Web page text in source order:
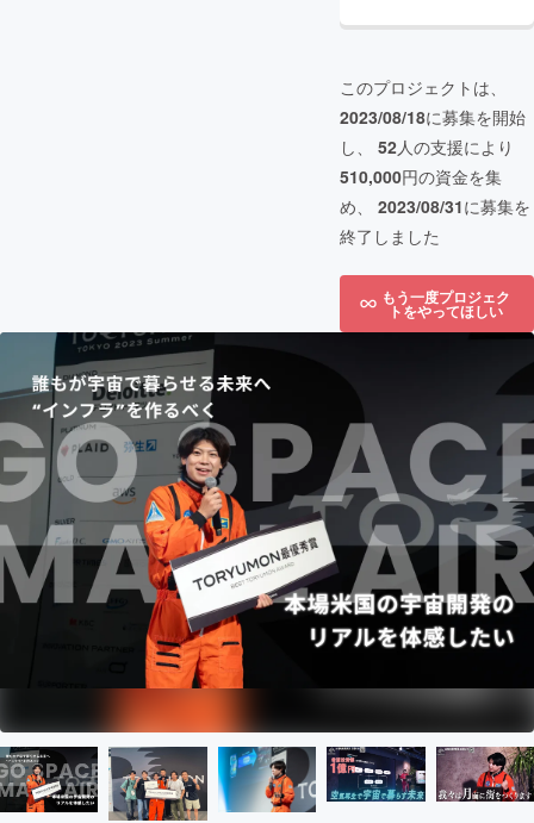
このプロジェクトは、
2023/08/18に募集を開始
し、 52人の支援により
510,000円の資金を集
め、 2023/08/31に募集を
終了しました
もう一度プロジェク
トをやってほしい